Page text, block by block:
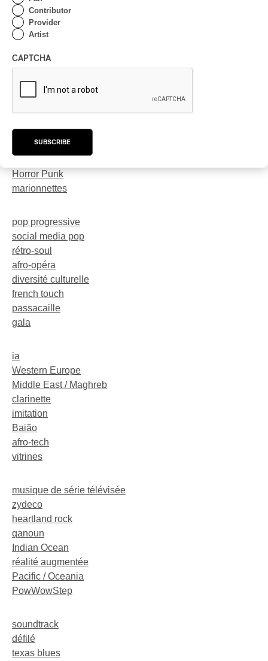
musique traditionnelle
pow wow
Dungeon Synth
SLACKER
Creative Music
festival
trompette
dark-rave
Horror Punk
marionnettes
pop progressive
social media pop
rétro-soul
afro-opéra
diversité culturelle
french touch
passacaille
gala
ia
Western Europe
Middle East / Maghreb
clarinette
imitation
Baião
afro-tech
vitrines
musique de série télévisée
zydeco
heartland rock
qanoun
Indian Ocean
réalité augmentée
Pacific / Oceania
PowWowStep
soundtrack
défilé
texas blues
Contributor
Provider
Artist
CAPTCHA
SUBSCRIBE